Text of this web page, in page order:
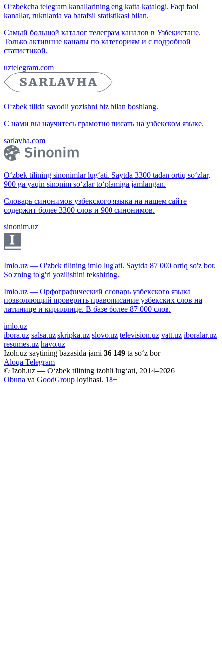
O‘zbekcha telegram kanallarining eng katta katalogi. Faqt faol
kanallar, ruknlarda va batafsil statistikasi bilan.
Самый большой каталог телеграм каналов в Узбекистане.
Только активные каналы по категориям и с подробной
статистикой.
uztelegram.com
O‘zbek tilida savodli yozishni biz bilan boshlang.
С нами вы научитесь грамотно писать на узбекском языке.
sarlavha.com
O‘zbek tilining sinonimlar lug‘ati. Saytda 3300 tadan ortiq so‘zlar,
900 ga yaqin sinonim so‘zlar to‘plamiga jamlangan.
Словарь синонимов узбекского языка на нашем сайте
содержит более 3300 слов и 900 синонимов.
sinonim.uz
Imlo.uz — O'zbek tilining imlo lug'ati. Saytda 87 000 ortiq so'z bor.
So'zning to'g'ri yozilishini tekshiring.
Imlo.uz — Орфографический словарь узбекского языка
позволяющий проверить правописание узбекских слов на
латинице и кириллице. В базе более 87 000 слов.
imlo.uz
ibora.uz salsa.uz skripka.uz slovo.uz television.uz vatt.uz iboralar.uz
resumes.uz havo.uz
Izoh.uz saytining bazasida jami 36 149 ta so‘z bor
Aloqa Telegram
© Izoh.uz — O‘zbek tilining izohli lug‘ati, 2014–2026
Obuna va GoodGroup loyihasi. 18+